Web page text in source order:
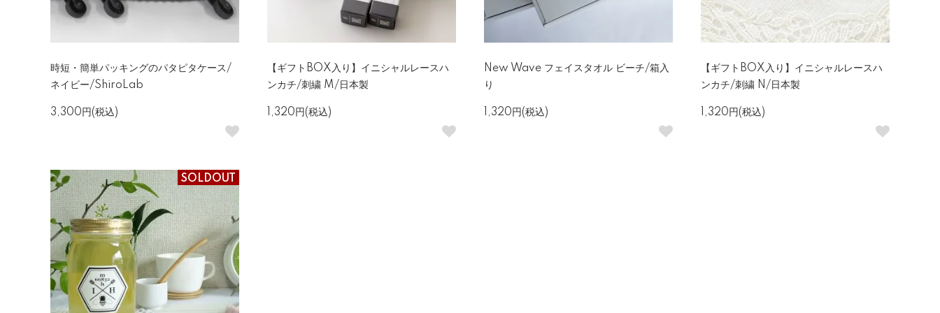
時短・簡単パッキングのパタピタケース/
ネイビー/ShiroLab
3,300円(税込)
【ギフトBOX入り】イニシャルレースハ
ンカチ/刺繍 M/日本製
1,320円(税込)
New Wave フェイスタオル ビーチ/箱入
り
1,320円(税込)
【ギフトBOX入り】イニシャルレースハ
ンカチ/刺繍 N/日本製
1,320円(税込)
SOLDOUT